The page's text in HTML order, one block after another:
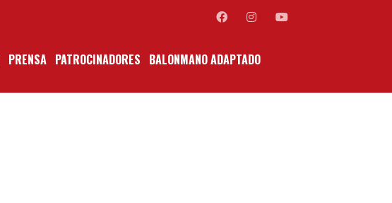
PRENSA PATROCINADORES BALONMANO ADAPTADO